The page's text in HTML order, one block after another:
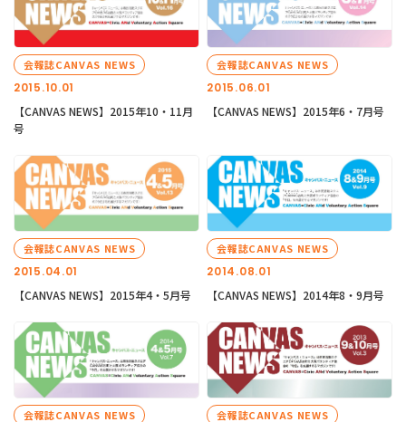
2015.10.01
会報誌CANVAS NEWS
【CANVAS NEWS】2015年10・11月
号
2015.06.01
会報誌CANVAS NEWS
【CANVAS NEWS】2015年6・7月号
2015.04.01
会報誌CANVAS NEWS
【CANVAS NEWS】2015年4・5月号
2014.08.01
会報誌CANVAS NEWS
【CANVAS NEWS】2014年8・9月号
会報誌CANVAS NEWS 会報誌CANVAS NEWS